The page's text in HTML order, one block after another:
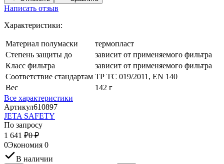
Написать отзыв
Характеристики:
Материал полумаски
термопласт
Степень защиты до
зависит от применяемого фильтра
Класс фильтра
зависит от применяемого фильтра
Соответствие стандартам ТР ТС 019/2011, EN 140
Вес
142 г
Все характеристики
Артикул610897
JETA SAFETY
По запросу
1 641 ₽0 ₽
0Экономия 0
В наличии